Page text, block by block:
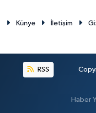
Künye İletişim
RSS
Haber